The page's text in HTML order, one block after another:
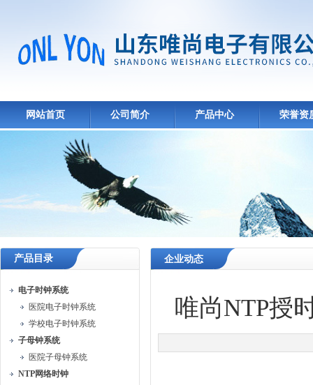
网站首页 公司简介 产品中心 荣誉资
产品目录
电子时钟系统
医院电子时钟系统
学校电子时钟系统
子母钟系统
医院子母钟系统
NTP网络时钟
企业动态
唯尚NTP授